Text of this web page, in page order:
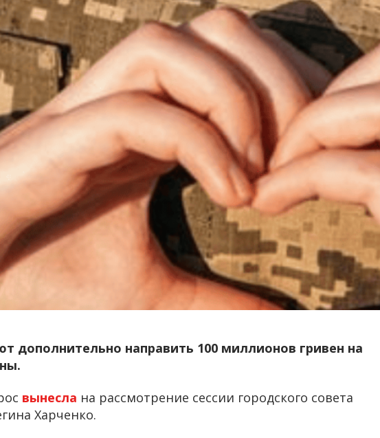
дополнительно направить 100 миллионов гривен на
вынесла на рассмотрение сессии городского совета
Харченко.